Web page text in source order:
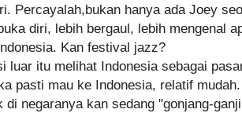
Percayalah,bukan hanya ada Joey
diri, lebih bergaul, lebih mengenal
Kan festival jazz?
luar itu melihat Indonesia sebagai
pasti mau ke Indonesia, relatif
di negaranya kan sedang "gonjang-